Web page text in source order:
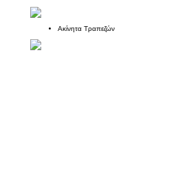
Ακίνητα Τραπεζών